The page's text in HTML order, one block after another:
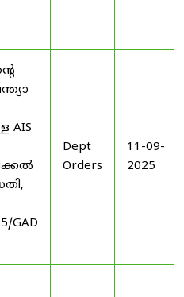
AIS
GAD
Dept
Orders
11-09-
2025